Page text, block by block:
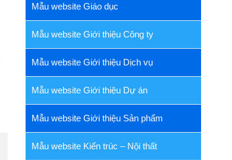
Mẫu website Giáo dục
Mẫu website Giới thiệu Công ty
Mẫu website Giới thiệu Dịch vụ
Mẫu website Giới thiệu Dự án
Mẫu website Giới thiệu Sản phẩm
Mẫu website Kiến trúc – Nội thất